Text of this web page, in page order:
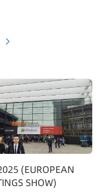
(EUROPEAN
SHOW)